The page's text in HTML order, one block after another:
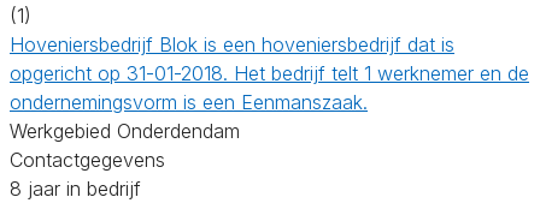
(1)
Hoveniersbedrijf Blok is een hoveniersbedrijf dat is
opgericht op 31-01-2018. Het bedrijf telt 1 werknemer en de
ondernemingsvorm is een Eenmanszaak.
Werkgebied Onderdendam
Contactgegevens
8 jaar in bedrijf